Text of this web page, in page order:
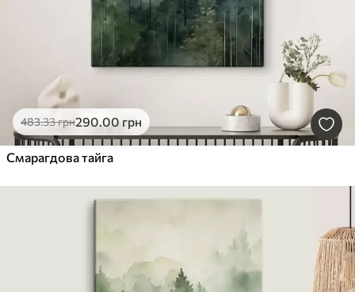
483.33грн290.00 грн
Смарагдова тайга